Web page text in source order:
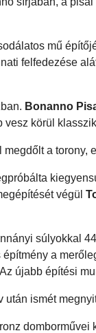
mű
felfedezése
Bonanno
körül
a torony,
végül
súlyokkal
a
újabb építési
ismét